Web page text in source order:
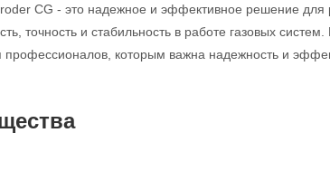
CG - это надежное и эффективное решение
точность и стабильность в работе газовых
которым важна надежность и